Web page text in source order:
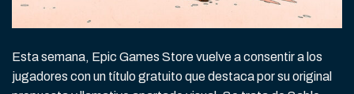
Esta semana, Epic Games Store vuelve a consentir a los
jugadores con un título gratuito que destaca por su original